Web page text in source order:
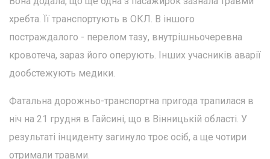
хребта. Її транспортують в ОКЛ. В іншого
постраждалого - перелом тазу, внутрішньочеревна
кровотеча, зараз його оперують. Інших учасників аварії
дообстежують медики.
Фатальна дорожньо-транспортна пригода трапилася в
ніч на 21 грудня в Гайсині, що в Вінницькій області. У
результаті інциденту загинуло троє осіб, а ще чотири
отримали травми.